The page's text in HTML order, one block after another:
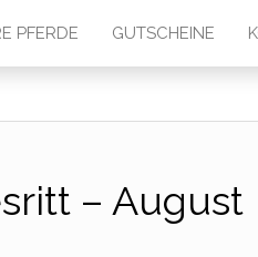
PFERDE GUTSCHEINE
– August